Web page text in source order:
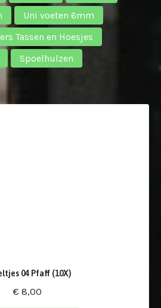
Uni voeten 6mm
Tassen en Hoesjes
Spoelhulzen
04 Pfaff (10X)
€ 8,00